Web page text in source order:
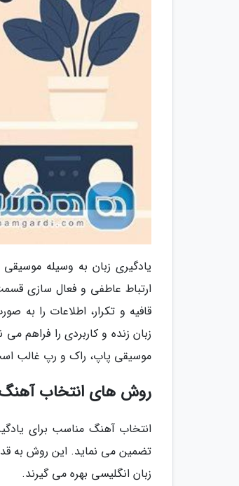
یادگیری زبان به وسیله
ارتباط عاطفی و فعال سازی
قافیه و تکرار، اطلاعات را
زبان زنده و کاربردی را فراهم
موسیقی پاپ، راک و رپ غالب
روش های انتخاب آهنگ
انتخاب آهنگ مناسب برای
تضمین می نماید. این روش به
زبان انگلیسی بهره می گیرند.